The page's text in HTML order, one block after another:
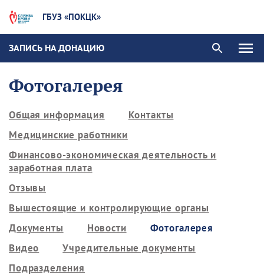
ГБУЗ «ПОКЦК»
ЗАПИСЬ НА ДОНАЦИЮ
Фотогалерея
Общая информация
Контакты
Медицинские работники
Финансово-экономическая деятельность и
заработная плата
Отзывы
Вышестоящие и контролирующие органы
Документы
Новости
Фотогалерея
Видео
Учредительные документы
Подразделения